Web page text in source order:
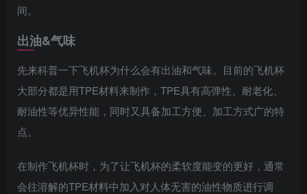
间。
出油&气味
先来科普一下飞机杯为什么会有出油和气味。目前的飞机杯
大部分都是用TPE材料来制作，TPE具有高弹性、耐老化、
耐油性等优异性能，同时又具备加工方便、加工方式广的特
点。
在制作飞机杯时，为了让飞机杯的柔软度能变的更好，通常
会往溶解的TPE材料中加入对人体无害的油性物质进行调